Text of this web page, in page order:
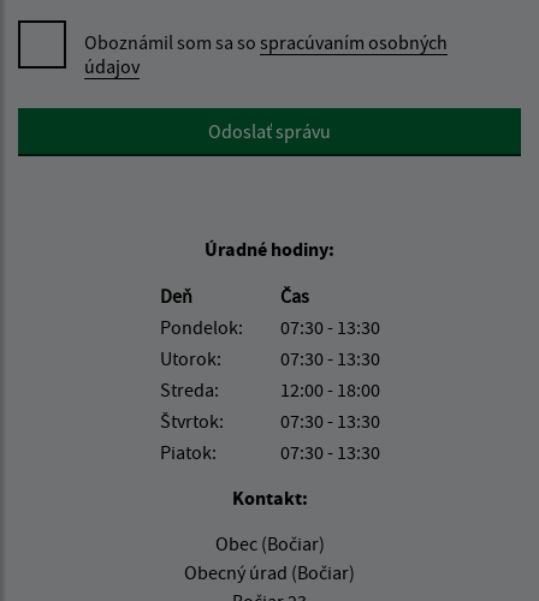
Oboznámil som sa so spracúvaním osobných
údajov
Google reCaptcha ResponseOdoslať správu
Úradné hodiny:
Deň
Čas
Pondelok:
07:30 - 13:30
Utorok:
07:30 - 13:30
Streda:
12:00 - 18:00
Štvrtok:
07:30 - 13:30
Piatok:
07:30 - 13:30
Kontakt:
Obec (Bočiar)
Obecný úrad (Bočiar)